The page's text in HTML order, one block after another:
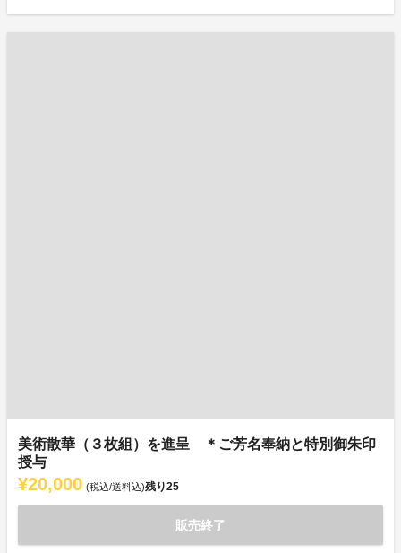
美術散華（３枚組）を進呈 ＊ご芳名奉納と特別御朱印
授与
¥20,000 (税込/送料込)残り25
販売終了